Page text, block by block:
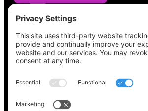
Vea lo que hay en su boleta,
lugar de votación, verifique el
registro y obtenga toda la
electoral que necesita en
Por favor no utilice: